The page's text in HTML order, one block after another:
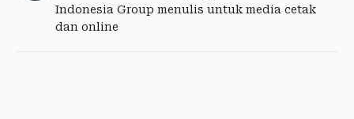
Indonesia Group menulis untuk media cetak
dan online